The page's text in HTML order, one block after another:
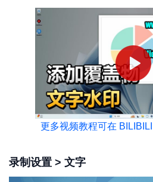
更多视频教程可在
录制设置 > 文字